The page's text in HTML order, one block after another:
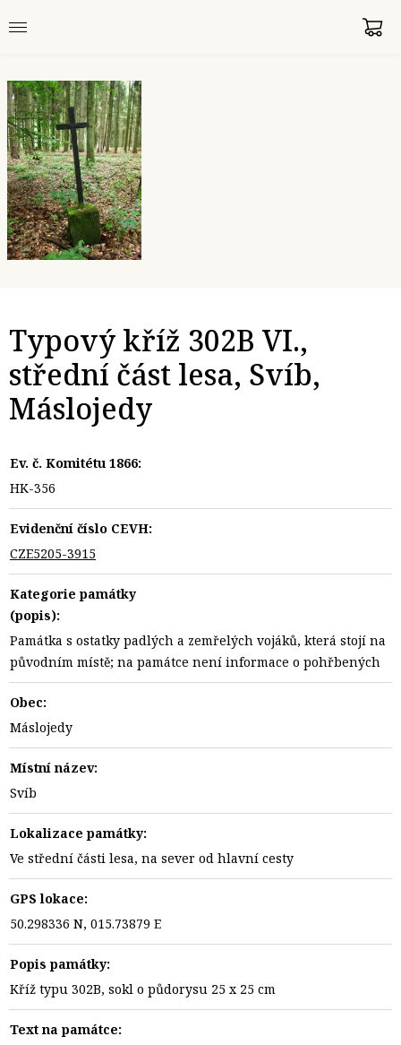
Typový kříž 302B VI.,
střední část lesa, Svíb,
Máslojedy
Ev. č. Komitétu 1866:
HK-356
Evidenční číslo CEVH:
CZE5205-3915
Kategorie památky
(popis):
Památka s ostatky padlých a zemřelých vojáků, která stojí na
původním místě; na památce není informace o pohřbených
Obec:
Máslojedy
Místní název:
Svíb
Lokalizace památky:
Ve střední části lesa, na sever od hlavní cesty
GPS lokace:
50.298336 N, 015.73879 E
Popis památky:
Kříž typu 302B, sokl o půdorysu 25 x 25 cm
Text na památce: